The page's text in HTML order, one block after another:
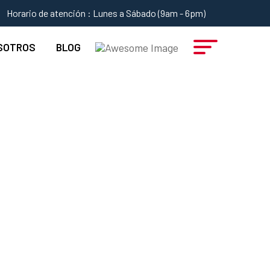
Horario de atención : Lunes a Sábado (9am - 6pm)
BLOG